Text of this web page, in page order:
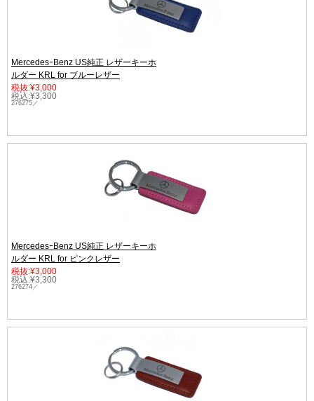
MercedesｰBenz US純正 レザーキーホ
ルダー KRL for ブルーレザー
税抜:¥3,000
税込:¥3,300
276275／
MercedesｰBenz US純正 レザーキーホ
ルダー KRL for ピンクレザー
税抜:¥3,000
税込:¥3,300
276274／